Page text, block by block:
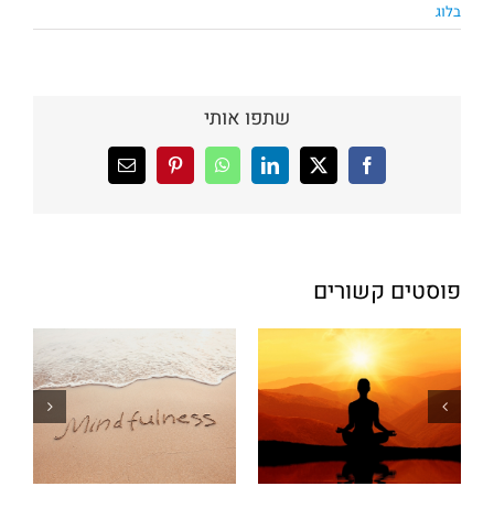
בלוג
שתפו אותי
Facebook
X
LinkedIn
WhatsApp
Pinterestכתובת
דואר
פוסטים קשורים